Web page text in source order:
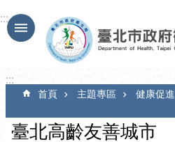
跳到主要內容區塊
:::
:::
首頁 主題專區 健康促進
臺北高齡友善城市